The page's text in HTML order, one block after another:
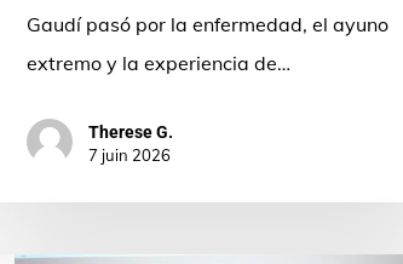
Gaudí pasó por la enfermedad, el ayuno
extremo y la experiencia de…
Therese G.
7 juin 2026